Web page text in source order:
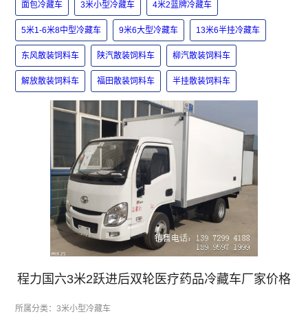
面包冷藏车 3米小型冷藏车 4米2蓝牌冷藏车
5米1-6米8中型冷藏车 9米6大型冷藏车 13米6半挂冷藏车
东风散装饲料车 陕汽散装饲料车 柳汽散装饲料车
解放散装饲料车 福田散装饲料车 半挂散装饲料车
程力国六3米2跃进后双轮医疗药品冷藏车厂家价格
所属分类：3米小型冷藏车